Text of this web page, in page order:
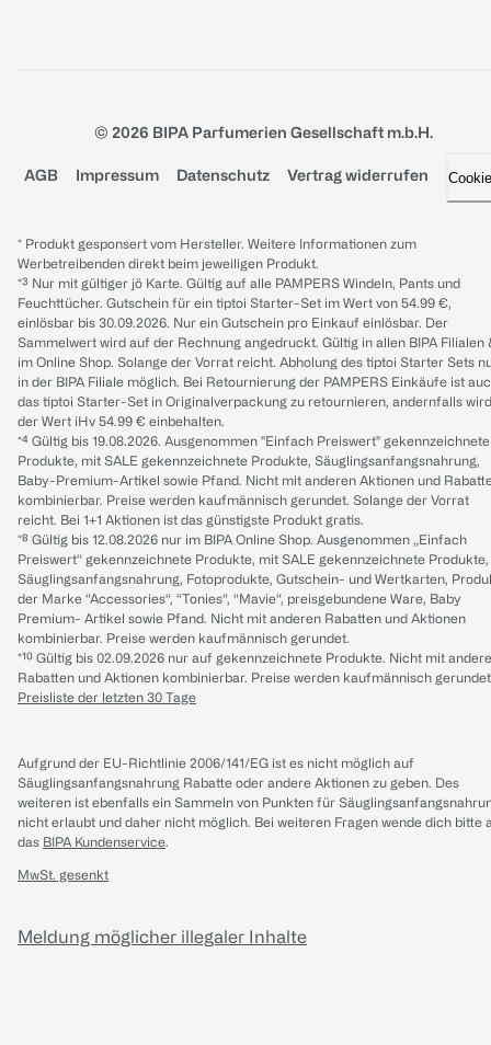
© 2026 BIPA Parfumerien Gesellschaft m.b.H.
AGB Impressum Datenschutz Vertrag widerrufen
* Produkt gesponsert vom Hersteller. Weitere Informationen zum
Werbetreibenden direkt beim jeweiligen Produkt.
*³ Nur mit gültiger jö Karte. Gültig auf alle PAMPERS Windeln, Pants und
Feuchttücher. Gutschein für ein tiptoi Starter-Set im Wert von 54.99 €,
einlösbar bis 30.09.2026. Nur ein Gutschein pro Einkauf einlösbar. Der
Sammelwert wird auf der Rechnung angedruckt. Gültig in allen BIPA Filialen
im Online Shop. Solange der Vorrat reicht. Abholung des tiptoi Starter Sets
in der BIPA Filiale möglich. Bei Retournierung der PAMPERS Einkäufe ist
das tiptoi Starter-Set in Originalverpackung zu retournieren, andernfalls wird
der Wert iHv 54.99 € einbehalten.
*⁴ Gültig bis 19.08.2026. Ausgenommen "Einfach Preiswert" gekennzeichnete
Produkte, mit SALE gekennzeichnete Produkte, Säuglingsanfangsnahrung,
Baby-Premium-Artikel sowie Pfand. Nicht mit anderen Aktionen und
kombinierbar. Preise werden kaufmännisch gerundet. Solange der Vorrat
reicht. Bei 1+1 Aktionen ist das günstigste Produkt gratis.
*⁸ Gültig bis 12.08.2026 nur im BIPA Online Shop. Ausgenommen „Einfach
Preiswert“ gekennzeichnete Produkte, mit SALE gekennzeichnete Produkte,
Säuglingsanfangsnahrung, Fotoprodukte, Gutschein- und Wertkarten,
der Marke “Accessories“, “Tonies“, “Mavie“, preisgebundene Ware, Baby
Premium- Artikel sowie Pfand. Nicht mit anderen Rabatten und Aktionen
kombinierbar. Preise werden kaufmännisch gerundet.
*¹⁰ Gültig bis 02.09.2026 nur auf gekennzeichnete Produkte. Nicht mit
Rabatten und Aktionen kombinierbar. Preise werden kaufmännisch
Preisliste der letzten 30 Tage
Aufgrund der EU-Richtlinie 2006/141/EG ist es nicht möglich auf
Säuglingsanfangsnahrung Rabatte oder andere Aktionen zu geben. Des
weiteren ist ebenfalls ein Sammeln von Punkten für
nicht erlaubt und daher nicht möglich. Bei weiteren Fragen wende dich bitte
das BIPA Kundenservice.
MwSt. gesenkt
Meldung möglicher illegaler Inhalte